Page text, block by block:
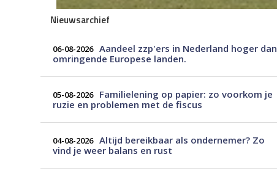
Nieuwsarchief
06-08-2026 Aandeel zzp'ers in Nederland hoger dan
omringende Europese landen.
05-08-2026
Familielening op papier: zo voorkom je
ruzie en problemen met de fiscus
04-08-2026 Altijd bereikbaar als ondernemer? Zo
vind je weer balans en rust